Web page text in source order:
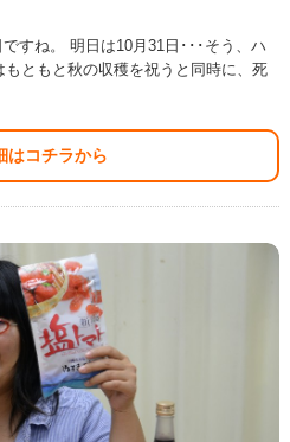
すね。 明日は10月31日･･･そう、ハ
ともと秋の収穫を祝うと同時に、死
はコチラから